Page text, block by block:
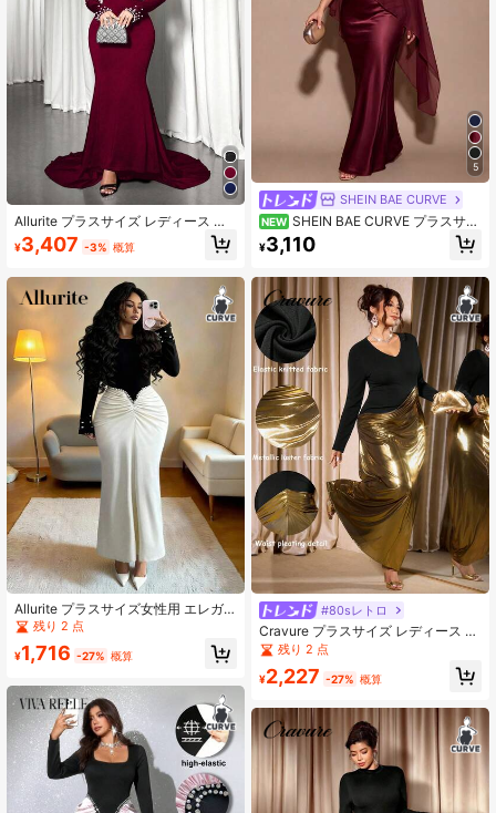
Allurite プラスサイズ レディース エ
レガントなオフショルダー パールビ
ーズ 長袖ドレス
¥3,407 -3% 概算
Allurite プラスサイズ女性用 エレガ
ントなカクテルパーティードレス、
ブラック&ホワイトカラーブロック、
フェイクパールデコレーション、フ
残り 2 点
¥1,716 -27% 概算
5
SHEIN BAE CURVE
NEW SHEIN BAE CURVE プラスサイ
ズ レディース エレガント ロング ア
シンメトリーショルダー ドレス
¥3,110
#80sレトロ
Cravure プラスサイズ レディース エ
レガントな長袖 ハートネック メタリ
ック光沢 非対称裾ドレス
残り 2 点
¥2,227 -27% 概算